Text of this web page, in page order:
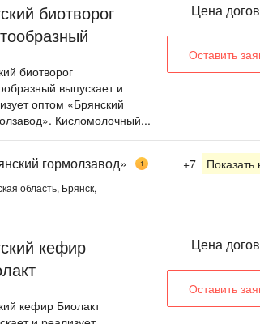
биотворог
биотворог
выпускает и
оптом «Брянский
Кисломолочный...
Цена
Оставить
гормолзавод» 1
область, Брянск,
+7
кефир
кефир Биолакт
Цена
Оставить